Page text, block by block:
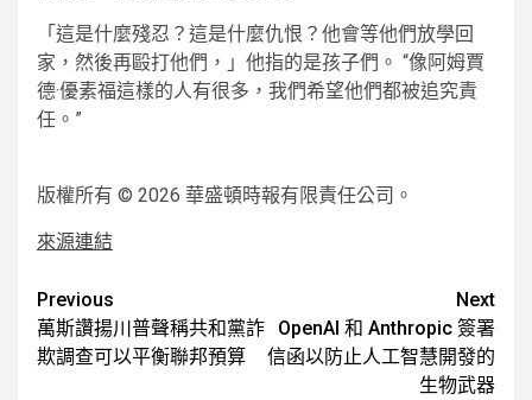
「這是什麼殘忍？這是什麼仇恨？他會等他們放學回
家，然後再毆打他們，」他指的是孩子們。 “像阿姆賈
德·優素福這樣的人有很多，我們希望他們都被追究責
任。”
版權所有 © 2026 華盛頓時報有限責任公司。
來源連結
Post
navigation
Previous
萬斯讚揚川普聲稱共和黨詐
欺調查可以平衡聯邦預算
Next
OpenAI 和 Anthropic 簽署
信函以防止人工智慧開發的
生物武器